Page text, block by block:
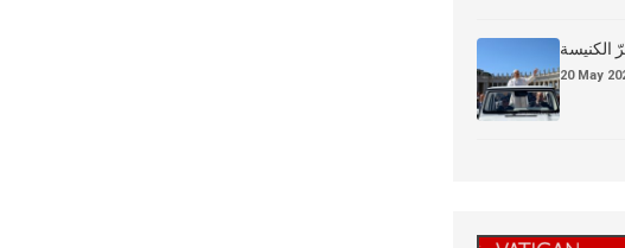
الكنيسة
20 May